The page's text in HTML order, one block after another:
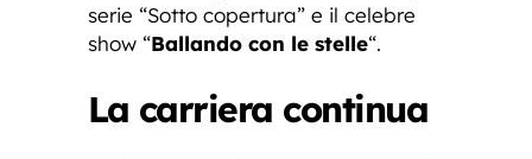
serie “Sotto copertura” e il celebre
show “Ballando con le stelle“.
La carriera continua